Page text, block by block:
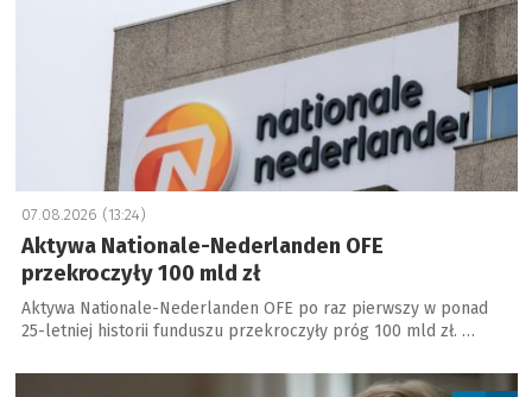
07.08.2026 (13:24)
Aktywa Nationale-Nederlanden OFE
przekroczyły 100 mld zł
Aktywa Nationale-Nederlanden OFE po raz pierwszy w ponad
25-letniej historii funduszu przekroczyły próg 100 mld zł. …
a